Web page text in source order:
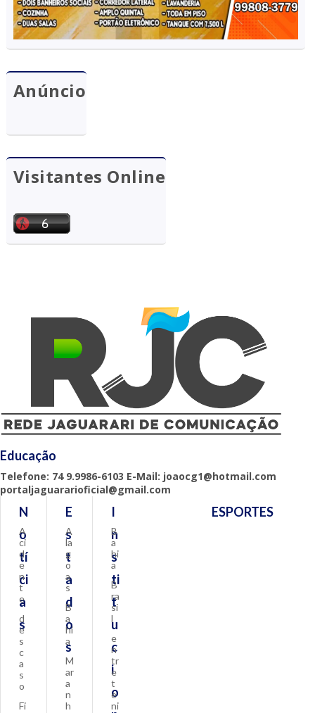
Anúncio
Visitantes Online
Educação
Telefone: 74 9.9986-6103 E-Mail: joaocg1@hotmail.com
portaljaguararioficial@gmail.com
N
o
tí
ci
a
s
A
ci
d
e
n
t
e
d
e
s
c
a
s
o
Fi
E
s
t
a
d
o
s
A
la
g
o
a
s
B
a
hi
a
M
ar
a
n
h
I
n
s
ti
t
u
c
i
o
B
a
hi
a
B
ra
si
l
e
n
tr
e
t
e
ni
ESPORTES